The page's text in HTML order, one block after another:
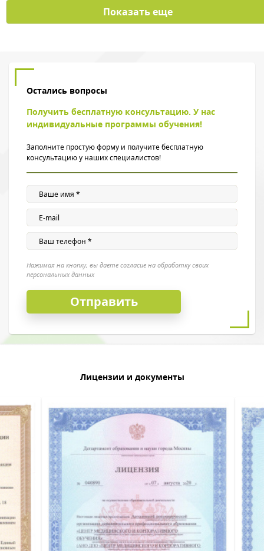
Показать еще
Остались вопросы
Получить бесплатную консультацию. У нас
индивидуальные программы обучения!
Заполните простую форму и получите бесплатную
консультацию у наших специалистов!
Нажимая на кнопку, вы даете согласие на обработку своих
персональных данных
Лицензии и документы